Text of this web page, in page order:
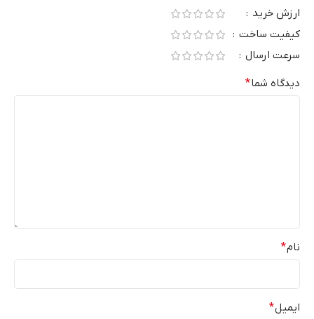
ارزش خرید
کیفیت ساخت
سرعت ارسال
دیدگاه شما*
نام*
ایمیل*